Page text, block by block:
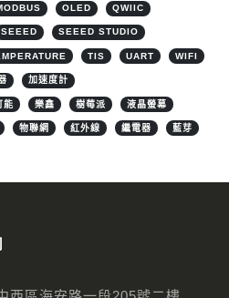
OLED QWIIC
SEEED SEEED STUDIO
TIS UART WIFI
加速度計
能 樂鑫 樹莓派 液晶螢幕
物聯網 紅外線 繼電器 藍芽